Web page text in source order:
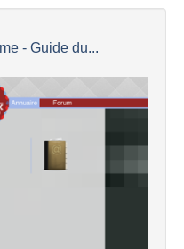
- Guide du...